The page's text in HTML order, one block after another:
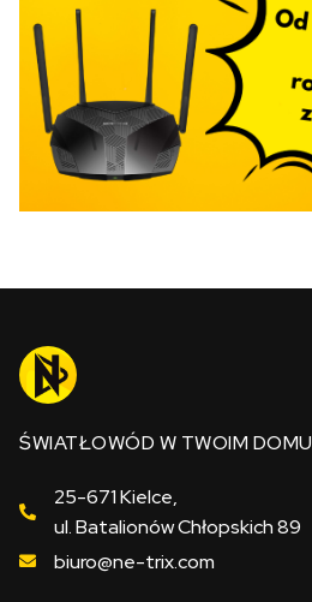
ŚWIATŁOWÓD W TWOIM DOMU
25-671 Kielce,
ul. Batalionów Chłopskich 89
biuro@ne-trix.com